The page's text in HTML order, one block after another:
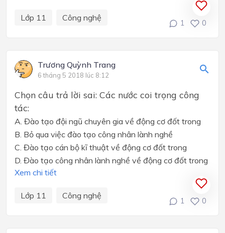
Lớp 11 Công nghệ
1 0
Trương Quỳnh Trang
6 tháng 5 2018 lúc 8:12
Chọn câu trả lời sai: Các nước coi trọng công
tác:
A. Đào tạo đội ngũ chuyên gia về động cơ đốt trong
B. Bỏ qua việc đào tạo công nhân lành nghề
C. Đào tạo cán bộ kĩ thuật về động cơ đốt trong
D. Đào tạo công nhân lành nghề về động cơ đốt trong
Xem chi tiết
Lớp 11 Công nghệ
1 0